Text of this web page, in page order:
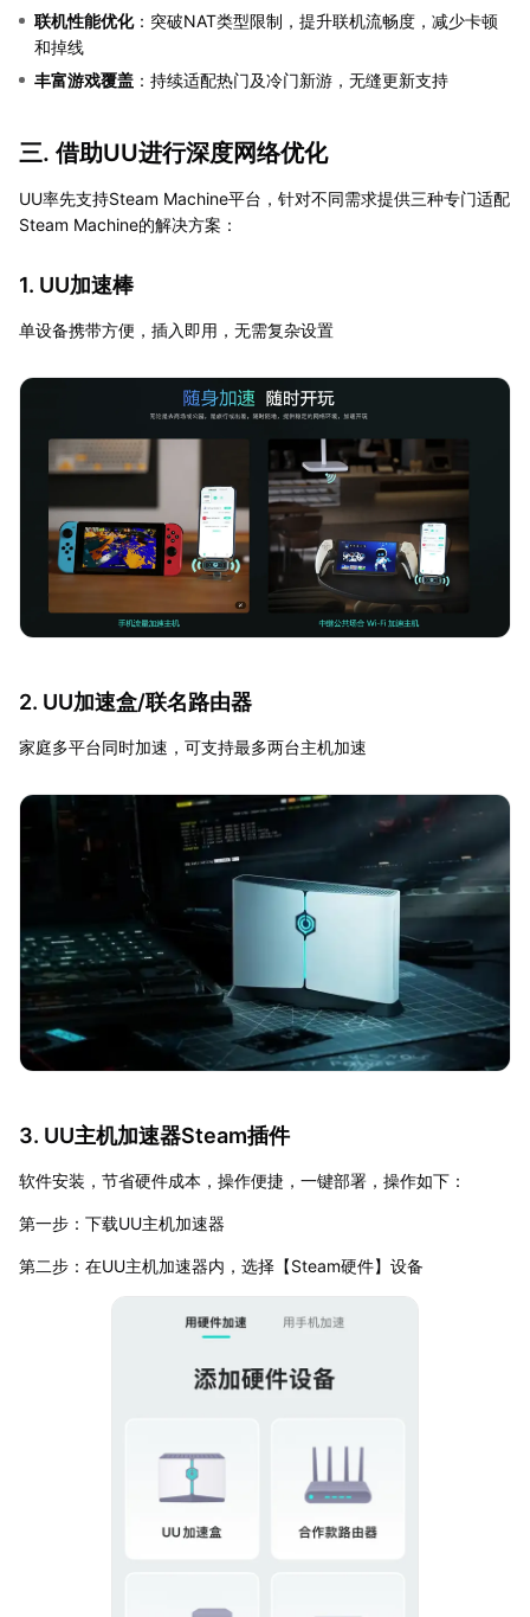
联机性能优化：突破NAT类型限制，提升联机流畅度，减少卡顿
和掉线
丰富游戏覆盖 ：持续适配热门及冷门新游，无缝更新支持
三. 借助UU进行深度网络优化
UU率先支持Steam Machine平台，针对不同需求提供三种专门适配
Steam Machine的解决方案：
1. UU加速棒
单设备携带方便，插入即用，无需复杂设置
2. UU加速盒/联名路由器
家庭多平台同时加速，可支持最多两台主机加速
3. UU主机加速器Steam插件
软件安装，节省硬件成本，操作便捷，一键部署，操作如下：
第一步：下载UU主机加速器
第二步：在UU主机加速器内，选择【Steam硬件】设备